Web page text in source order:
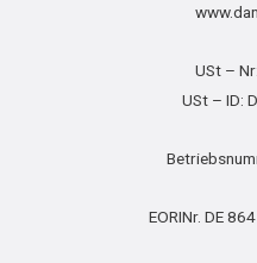
USt –
USt – ID:
EORINr. DE